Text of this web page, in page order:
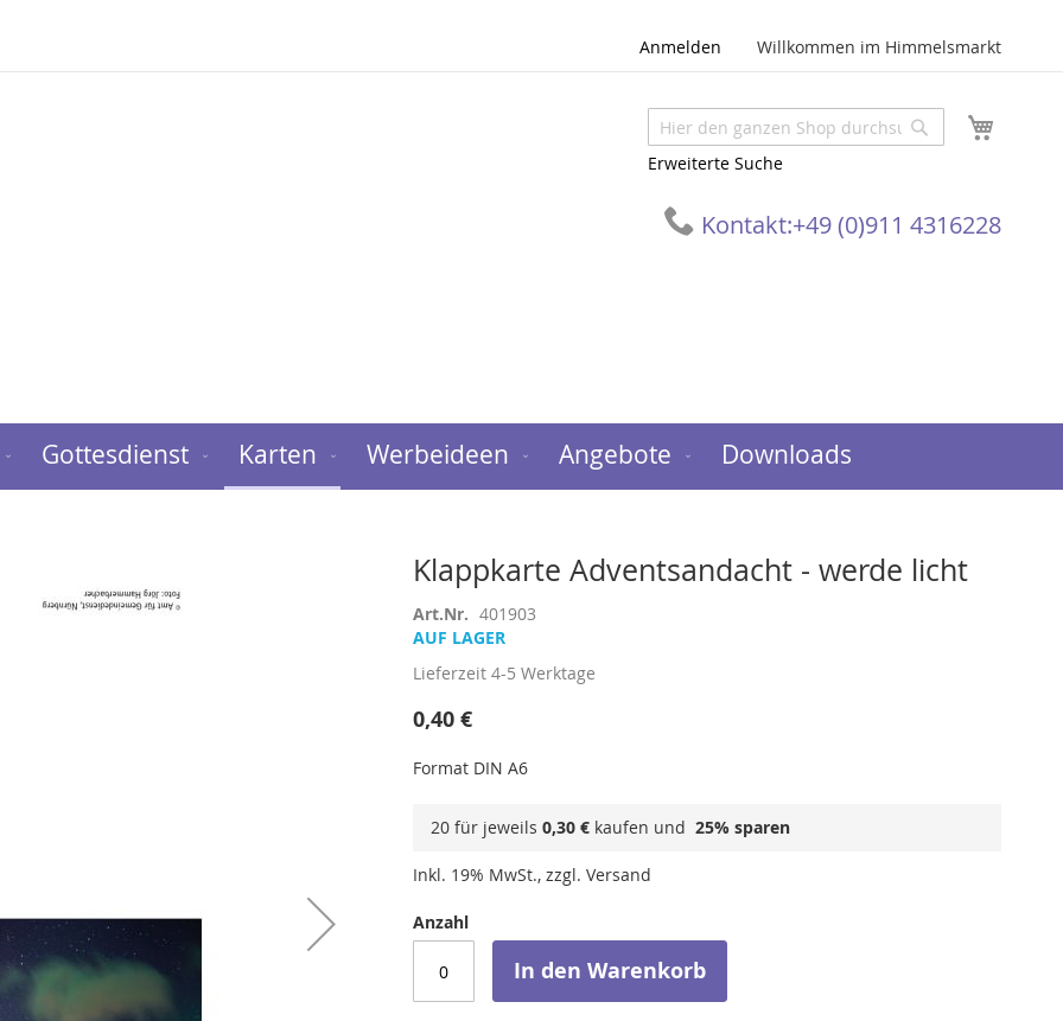
Anmelden Willkommen im Himmelsmarkt
Suche
Erweiterte Suche
Suche
Kontakt:+49 (0)911 4316228
Gottesdienst Karten Werbeideen Angebote Downloads
Klappkarte Adventsandacht - werde licht
Art.Nr. 401903
AUF LAGER
Lieferzeit 4-5 Werktage
0,40 €
Format DIN A6
20 für jeweils 0,30 € kaufen und 25% sparen
Inkl. 19% MwSt., zzgl. Versand
Anzahl
In den Warenkorb